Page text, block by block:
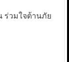
ร่วมใจต้านภัย